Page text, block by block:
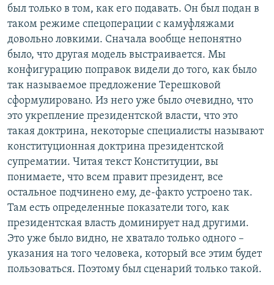
был только в том, как его подавать. Он был подан в
таком режиме спецоперации с камуфляжами
довольно ловкими. Сначала вообще непонятно
было, что другая модель выстраивается. Мы
конфигурацию поправок видели до того, как было
так называемое предложение Терешковой
сформулировано. Из него уже было очевидно, что
это укрепление президентской власти, что это
такая доктрина, некоторые специалисты называют
конституционная доктрина президентской
супрематии. Читая текст Конституции, вы
понимаете, что всем правит президент, все
остальное подчинено ему, де-факто устроено так.
Там есть определенные показатели того, как
президентская власть доминирует над другими.
Это уже было видно, не хватало только одного –
указания на того человека, который все этим будет
пользоваться. Поэтому был сценарий только такой.